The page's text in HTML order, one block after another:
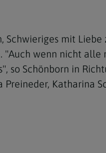
Schwieriges mit
wenn nicht alle
so Schönborn in
Katharina